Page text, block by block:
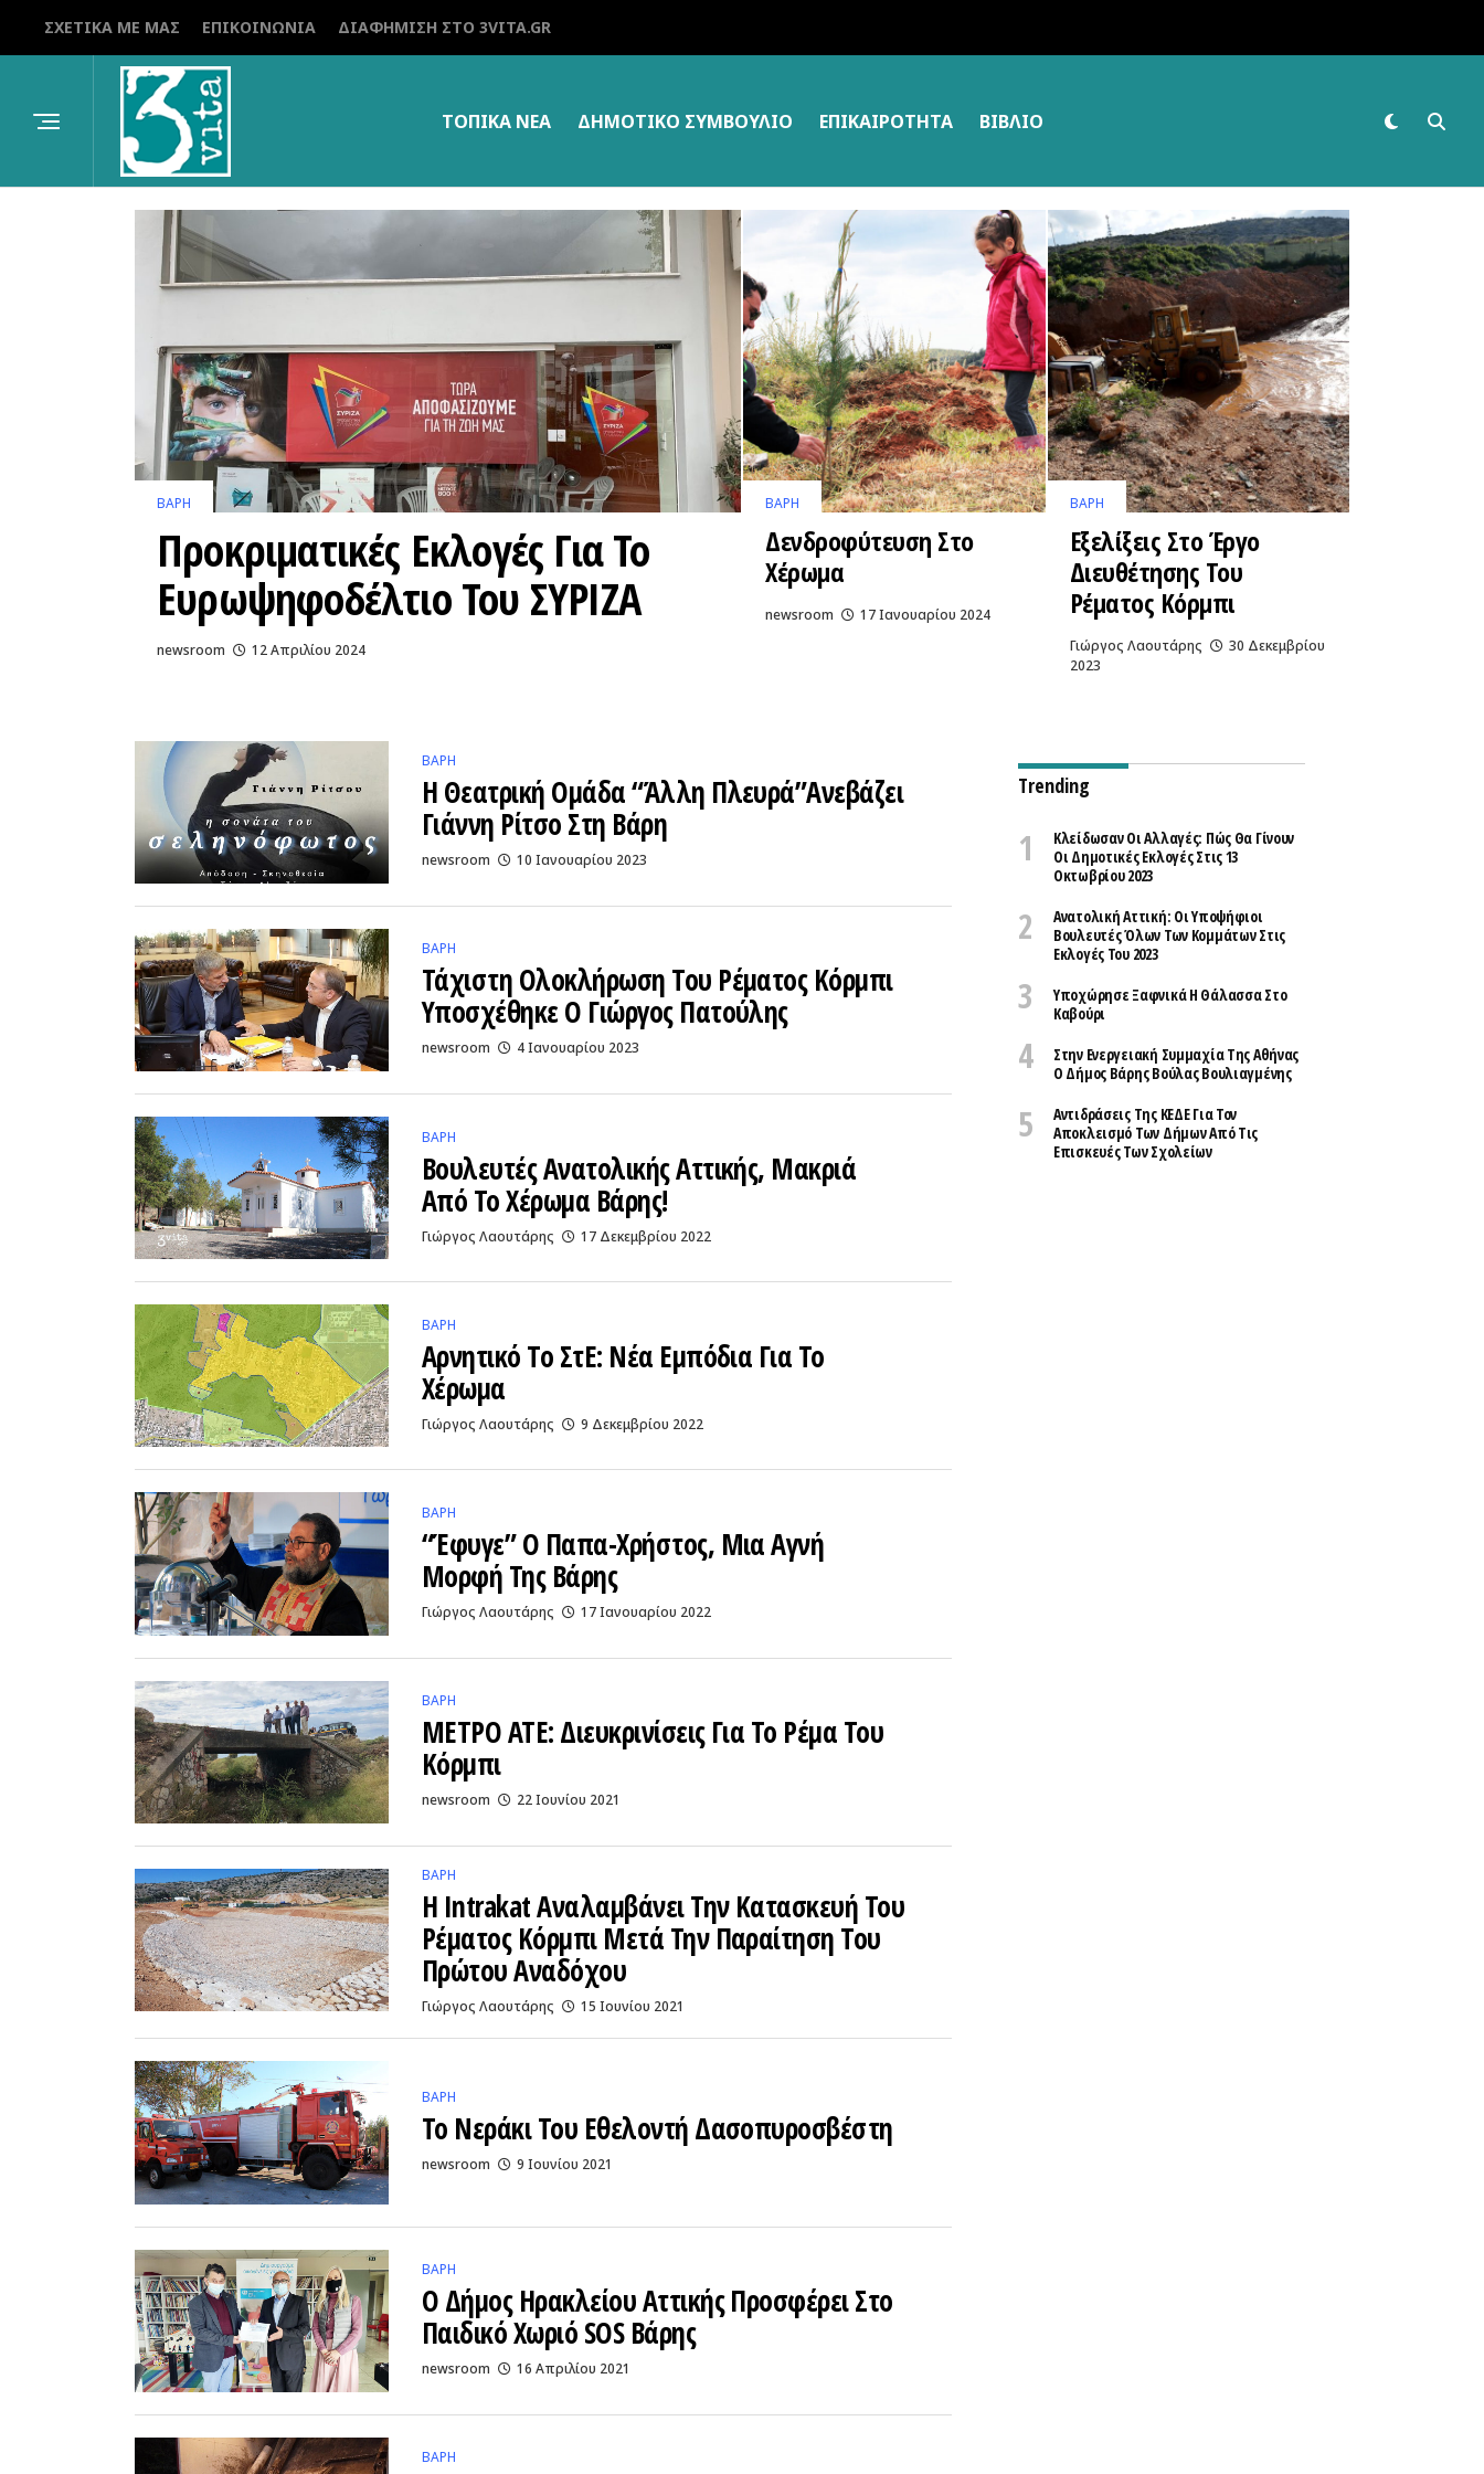
ΣΧΕΤΙΚΆ ΜΕ ΜΑΣ ΕΠΙΚΟΙΝΩΝΊΑ ΔΙΑΦΉΜΙΣΗ ΣΤΟ 3VITA.GR
ΤΟΠΙΚΑ ΝΕΑ ΔΗΜΟΤΙΚΌ ΣΥΜΒΟΎΛΙΟ ΕΠΙΚΑΙΡΌΤΗΤΑ ΒΙΒΛΊΟ
ΒΑΡΗ
Προκριματικές Εκλογές Για Το
Ευρωψηφοδέλτιο Του ΣΥΡΙΖΑ
newsroom 12 Απριλίου 2024
ΒΑΡΗ
Δενδροφύτευση Στο
Χέρωμα
newsroom 17 Ιανουαρίου 2024
ΒΑΡΗ
Εξελίξεις Στο Έργο
Διευθέτησης Του
Ρέματος Κόρμπι
Γιώργος Λαουτάρης
30 Δεκεμβρίου
2023
ΒΑΡΗ
Η Θεατρική Ομάδα “Άλλη Πλευρά”ανεβάζει
Γιάννη Ρίτσο Στη Βάρη
newsroom 10 Ιανουαρίου 2023
ΒΑΡΗ
Τάχιστη Ολοκλήρωση Του Ρέματος Κόρμπι
Υποσχέθηκε Ο Γιώργος Πατούλης
newsroom 4 Ιανουαρίου 2023
ΒΑΡΗ
Βουλευτές Ανατολικής Αττικής, Μακριά
Από Το Χέρωμα Βάρης!
Γιώργος Λαουτάρης 17 Δεκεμβρίου 2022
ΒΑΡΗ
Αρνητικό Το ΣτΕ: Νέα Εμπόδια Για Το
Χέρωμα
Γιώργος Λαουτάρης 9 Δεκεμβρίου 2022
ΒΑΡΗ
“Έφυγε” Ο Παπα-Χρήστος, Μια Αγνή
Μορφή Της Βάρης
Γιώργος Λαουτάρης 17 Ιανουαρίου 2022
ΒΑΡΗ
ΜΕΤΡΟ ΑΤΕ: Διευκρινίσεις Για Το Ρέμα Του
Κόρμπι
newsroom 22 Ιουνίου 2021
ΒΑΡΗ
Η Intrakat Αναλαμβάνει Την Κατασκευή Του
Ρέματος Κόρμπι Μετά Την Παραίτηση Του
Πρώτου Αναδόχου
Γιώργος Λαουτάρης 15 Ιουνίου 2021
ΒΑΡΗ
Το Νεράκι Του Εθελοντή Δασοπυροσβέστη
newsroom 9 Ιουνίου 2021
ΒΑΡΗ
Ο Δήμος Ηρακλείου Αττικής Προσφέρει Στο
Παιδικό Χωριό SOS Βάρης
newsroom 16 Απριλίου 2021
ΒΑΡΗ
Trending
Κλείδωσαν Οι Αλλαγές: Πώς Θα Γίνουν
Οι Δημοτικές Εκλογές Στις 13
Οκτωβρίου 2023
Ανατολική Αττική: Οι Υποψήφιοι
Βουλευτές Όλων Των Κομμάτων Στις
Εκλογές Του 2023
Υποχώρησε Ξαφνικά Η Θάλασσα Στο
Καβούρι
Στην Ενεργειακή Συμμαχία Της Αθήνας
Ο Δήμος Βάρης Βούλας Βουλιαγμένης
Αντιδράσεις Της ΚΕΔΕ Για Τον
Αποκλεισμό Των Δήμων Από Τις
Επισκευές Των Σχολείων